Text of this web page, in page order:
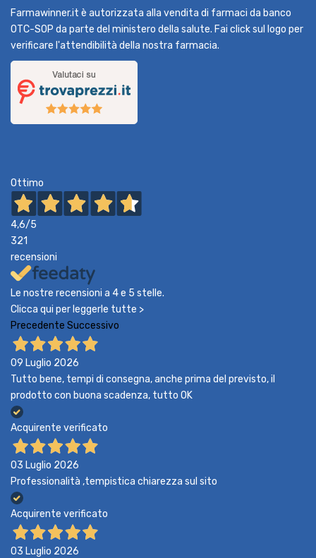
Farmawinner.it è autorizzata alla vendita di farmaci da banco
OTC-SOP da parte del ministero della salute. Fai click sul logo per
verificare l'attendibilità della nostra farmacia.
Ottimo
4,6/5
321
recensioni
Le nostre recensioni a 4 e 5 stelle.
Clicca qui per leggerle tutte >
Precedente Successivo
09 Luglio 2026
Tutto bene, tempi di consegna, anche prima del previsto, il
prodotto con buona scadenza, tutto OK
Acquirente verificato
03 Luglio 2026
Professionalità ,tempistica chiarezza sul sito
Acquirente verificato
03 Luglio 2026